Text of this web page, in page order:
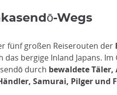
Wegs
fünf großen Reiserouten der
bergige Inland Japans. Im
durch bewaldete Täler,
Samurai, Pilger und